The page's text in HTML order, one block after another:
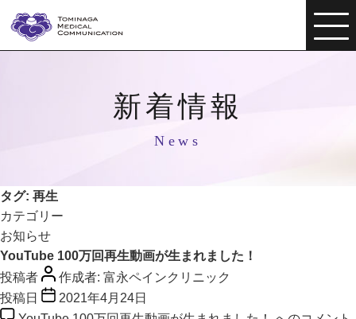
新着情報
News
タグ: 再生
カテゴリー
お知らせ
YouTube 100万回再生動画が生まれました！
投稿者
作成者: 富永ペインクリニック
投稿日
2021年4月24日